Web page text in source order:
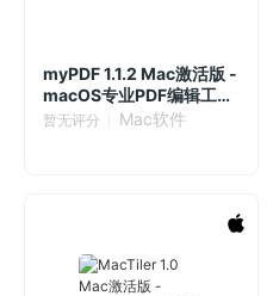
myPDF 1.1.2 Mac激活版 -
macOS专业PDF编辑工具
箱
暂无评分 Mac软件